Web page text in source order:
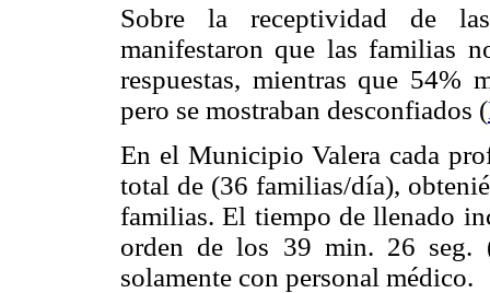
Sobre la receptividad de
manifestaron que las familias
respuestas, mientras que 54%
pero se mostraban desconfiados (
En el Municipio Valera cada
total de (36 familias/día),
familias. El tiempo de llenado
orden de los 39 min. 26 seg.
solamente con personal médico.